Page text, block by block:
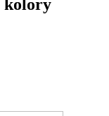
kolory